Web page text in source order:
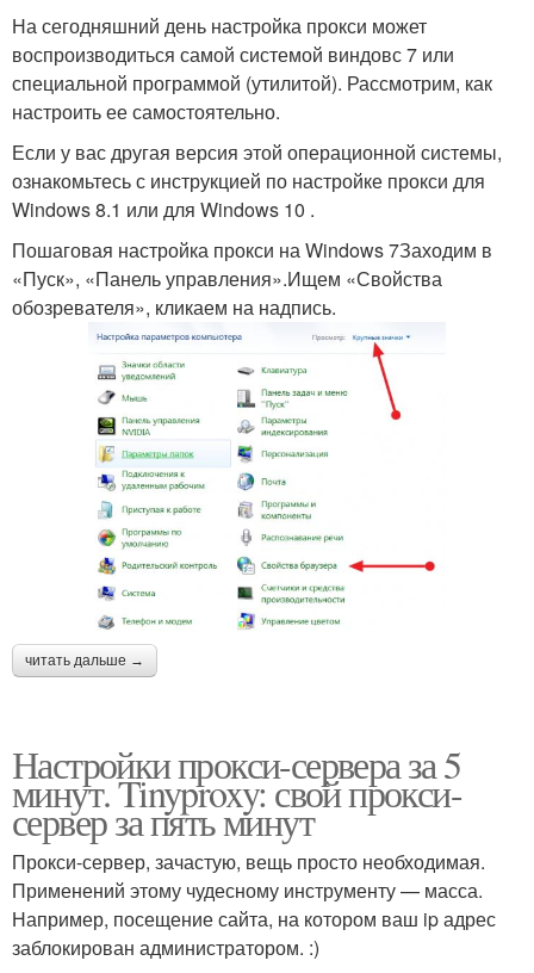
На сегодняшний день настройка прокси может
воспроизводиться самой системой виндовс 7 или
специальной программой (утилитой). Рассмотрим, как
настроить ее самостоятельно.
Если у вас другая версия этой операционной системы,
ознакомьтесь с инструкцией по настройке прокси для
Windows 8.1 или для Windows 10 .
Пошаговая настройка прокси на Windows 7Заходим в
«Пуск», «Панель управления».Ищем «Свойства
обозревателя», кликаем на надпись.
читать дальше →
Настройки прокси-сервера за 5
минут. Tinyproxy: свой прокси-
сервер за пять минут
Прокси-сервер, зачастую, вещь просто необходимая.
Применений этому чудесному инструменту — масса.
Например, посещение сайта, на котором ваш ip адрес
заблокирован администратором. :)